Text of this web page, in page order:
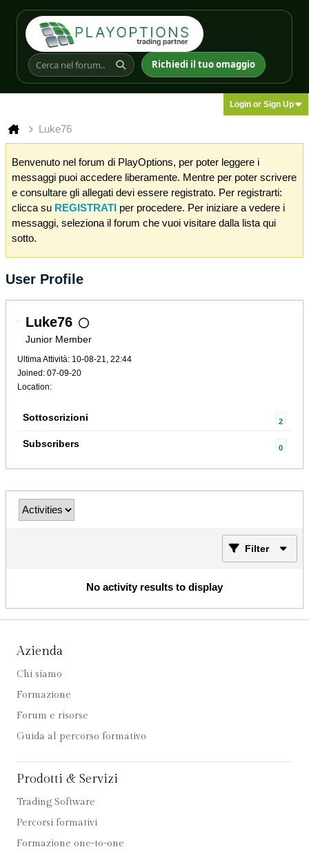
Richiedi il tuo omaggio
Login or Sign Up
Luke76
Benvenuto nel forum di PlayOptions, per poter leggere i
messaggi puoi accedere liberamente. Mentre per poter scrivere
e consultare gli allegati devi essere registrato. Per registrarti:
clicca su REGISTRATI per procedere. Per iniziare a vedere i
messaggi, seleziona il forum che vuoi visitare dalla lista qui
sotto.
User Profile
Luke76
Junior Member
Ultima Attività: 10-08-21, 22:44
Joined: 07-09-20
Location:
Sottoscrizioni 2
Subscribers 0
Filter
No activity results to display
Azienda
Chi siamo
Formazione
Forum e risorse
Guida al percorso formativo
Prodotti & Servizi
Trading Software
Percorsi formativi
Formazione one-to-one